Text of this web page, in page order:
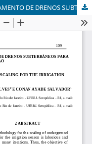
MODELO APLICADO AO DIMENSIONAMENTO DE DRENOS SUBTERRÂNEOS PARA ÉPOCA DA IRRIGAÇÃO